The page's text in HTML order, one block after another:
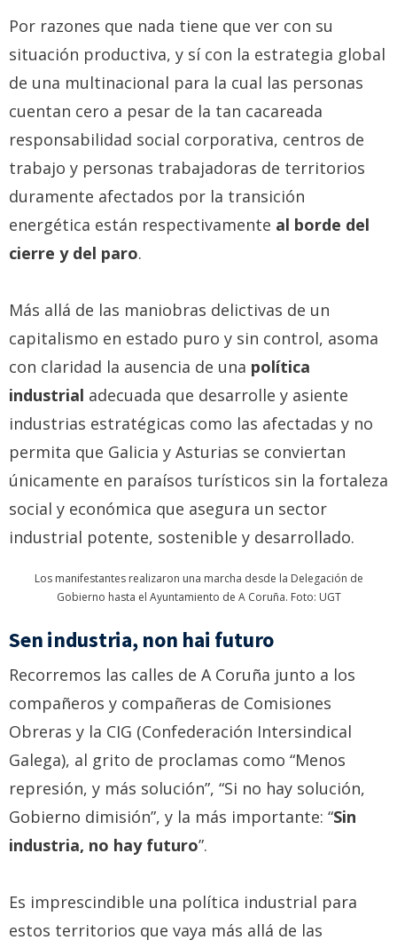
Por razones que nada tiene que ver con su
situación productiva, y sí con la estrategia global
de una multinacional para la cual las personas
cuentan cero a pesar de la tan cacareada
responsabilidad social corporativa, centros de
trabajo y personas trabajadoras de territorios
duramente afectados por la transición
energética están respectivamente al borde del
cierre y del paro.
Más allá de las maniobras delictivas de un
capitalismo en estado puro y sin control, asoma
con claridad la ausencia de una política
industrial adecuada que desarrolle y asiente
industrias estratégicas como las afectadas y no
permita que Galicia y Asturias se conviertan
únicamente en paraísos turísticos sin la fortaleza
social y económica que asegura un sector
industrial potente, sostenible y desarrollado.
Los manifestantes realizaron una marcha desde la Delegación de
Gobierno hasta el Ayuntamiento de A Coruña. Foto: UGT
Sen industria, non hai futuro
Recorremos las calles de A Coruña junto a los
compañeros y compañeras de Comisiones
Obreras y la CIG (Confederación Intersindical
Galega), al grito de proclamas como “Menos
represión, y más solución”, “Si no hay solución,
Gobierno dimisión”, y la más importante: “Sin
industria, no hay futuro”.
Es imprescindible una política industrial para
estos territorios que vaya más allá de las